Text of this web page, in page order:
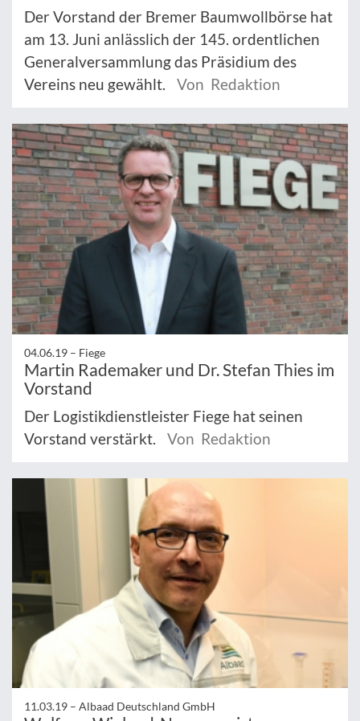
Der Vorstand der Bremer Baumwollbörse hat
am 13. Juni anlässlich der 145. ordentlichen
Generalversammlung das Präsidium des
Vereins neu gewählt.
Von Redaktion
04.06.19 – Fiege
Martin Rademaker und Dr. Stefan Thies im
Vorstand
Der Logistikdienstleister Fiege hat seinen
Vorstand verstärkt.
Von Redaktion
11.03.19 – Albaad Deutschland GmbH